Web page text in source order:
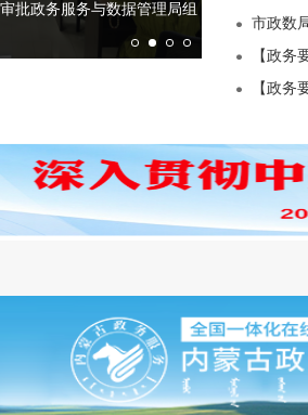
批政务服务与数据管理局组
市政数
【政务
【政务